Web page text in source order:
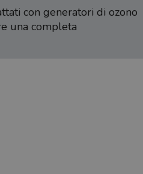
con generatori di ozono
una completa